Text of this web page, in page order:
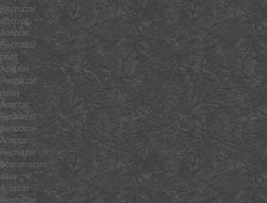
Rechazar
attempt
Aceptar
Rechazar
pass
Aceptar
Rechazar
delay
Aceptar
Rechazar
periodical
Aceptar
Rechazar
$constructor
alias
Aceptar
Rechazar